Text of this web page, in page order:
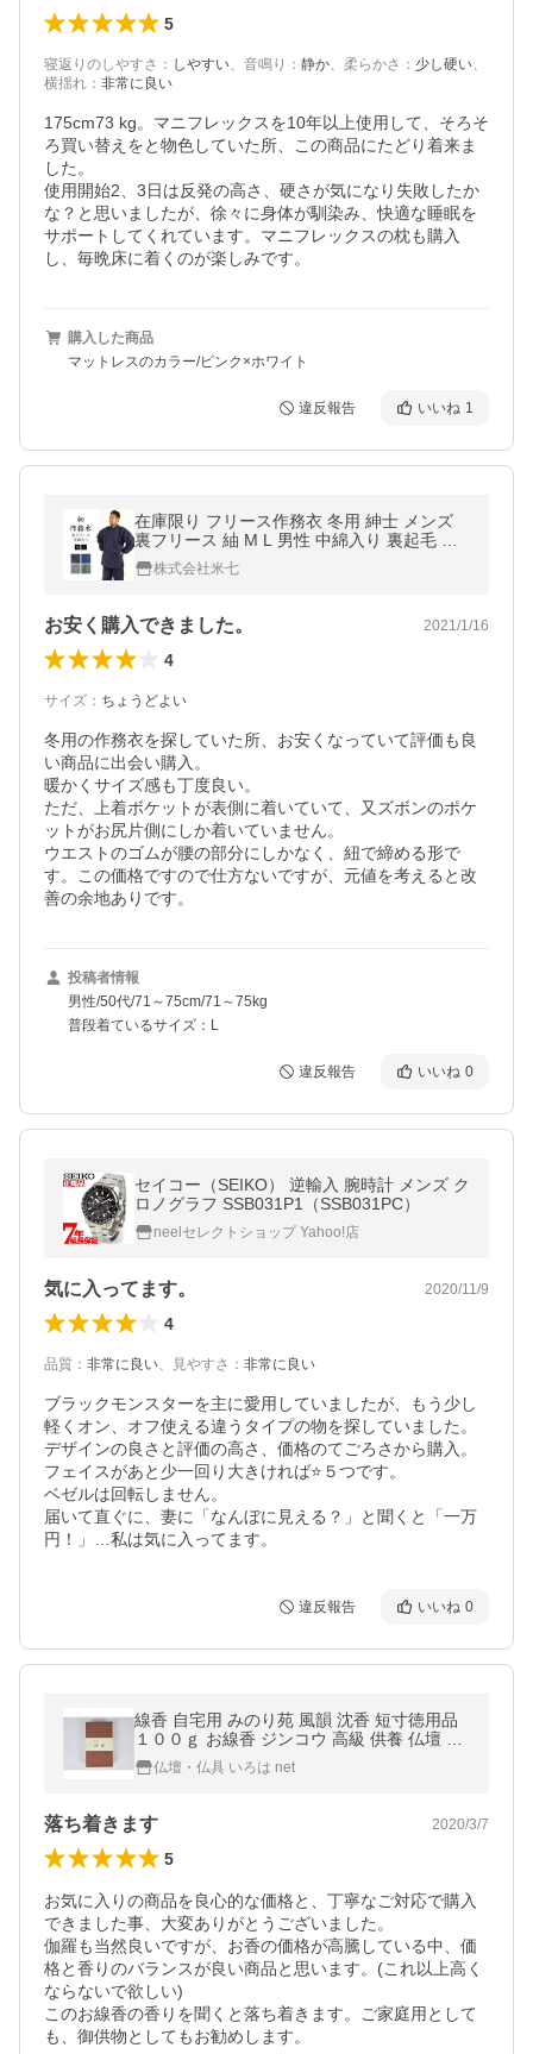
5
寝返りのしやすさ ： しやすい、 音鳴り ： 静か、 柔らかさ ： 少し硬い、
横揺れ ： 非常に良い
175cm73 kg。マニフレックスを10年以上使用して、そろそ
ろ買い替えをと物色していた所、この商品にたどり着来ま
した。
使用開始2、3日は反発の高さ、硬さが気になり失敗したか
な？と思いましたが、徐々に身体が馴染み、快適な睡眠を
サポートしてくれています。マニフレックスの枕も購入
し、毎晩床に着くのが楽しみです。
購入した商品
マットレスのカラー/ピンク×ホワイト
違反報告 いいね 1
在庫限り フリース作務衣 冬用 紳士 メンズ
裏フリース 紬 M L 男性 中綿入り 裏起毛 さ
むえ 防寒 あったか 紺 灰 緑 作業着 部屋着
制服 防寒具 91-11003
株式会社米七
お安く購入できました。 2021/1/16
4
サイズ ： ちょうどよい
冬用の作務衣を探していた所、お安くなっていて評価も良
い商品に出会い購入。
暖かくサイズ感も丁度良い。
ただ、上着ボケットが表側に着いていて、又ズボンのポケ
ットがお尻片側にしか着いていません。
ウエストのゴムが腰の部分にしかなく、紐で締める形で
す。この価格ですので仕方ないですが、元値を考えると改
善の余地ありです。
投稿者情報
男性/50代/71～75cm/71～75kg
普段着ているサイズ：L
違反報告 いいね 0
セイコー（SEIKO） 逆輸入 腕時計 メンズ ク
ロノグラフ SSB031P1（SSB031PC）
neelセレクトショップ Yahoo!店
気に入ってます。 2020/11/9
4
品質 ： 非常に良い、 見やすさ ： 非常に良い
ブラックモンスターを主に愛用していましたが、もう少し
軽くオン、オフ使える違うタイプの物を探していました。
デザインの良さと評価の高さ、価格のてごろさから購入。
フェイスがあと少一回り大きければ⭐️５つです。
ベゼルは回転しません。
届いて直ぐに、妻に「なんぼに見える？」と聞くと「一万
円！」…私は気に入ってます。
違反報告 いいね 0
線香 自宅用 みのり苑 風韻 沈香 短寸徳用品
１００ｇ お線香 ジンコウ 高級 供養 仏壇 上
品 贈答用 お悔やみ
仏壇・仏具 いろは net
落ち着きます 2020/3/7
5
お気に入りの商品を良心的な価格と、丁寧なご対応で購入
できました事、大変ありがとうございました。
伽羅も当然良いですが、お香の価格が高騰している中、価
格と香りのバランスが良い商品と思います。(これ以上高く
ならないで欲しい)
このお線香の香りを聞くと落ち着きます。ご家庭用として
も、御供物としてもお勧めします。